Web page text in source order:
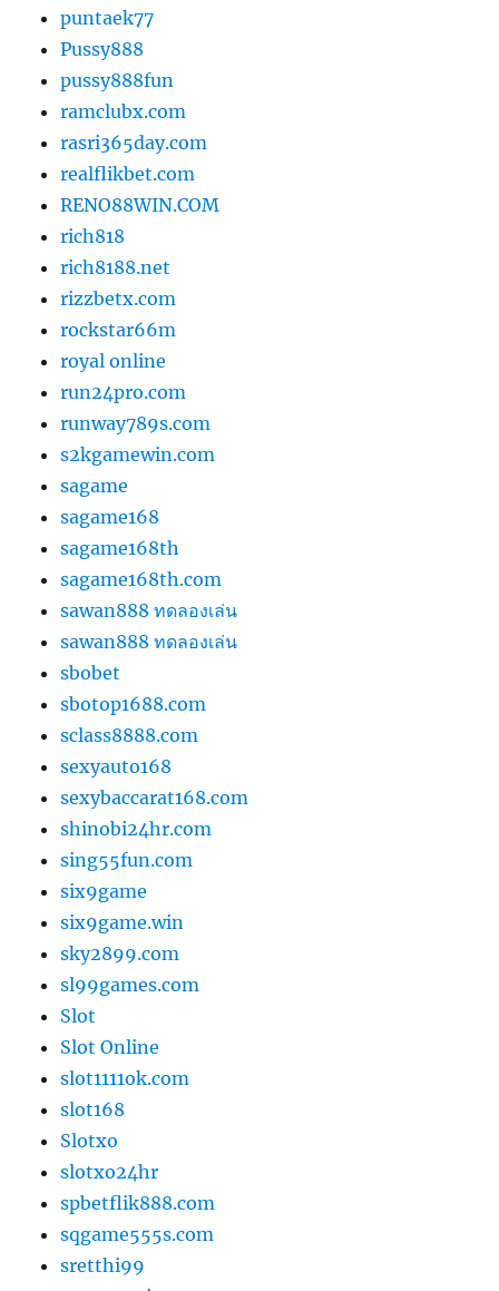
puntaek77
Pussy888
pussy888fun
ramclubx.com
rasri365day.com
realflikbet.com
RENO88WIN.COM
rich818
rich8188.net
rizzbetx.com
rockstar66m
royal online
run24pro.com
runway789s.com
s2kgamewin.com
sagame
sagame168
sagame168th
sagame168th.com
sawan888 ทดลองเล่น
sawan888 ทดลองเล่น
sbobet
sbotop1688.com
sclass8888.com
sexyauto168
sexybaccarat168.com
shinobi24hr.com
sing55fun.com
six9game
six9game.win
sky2899.com
sl99games.com
Slot
Slot Online
slot1111ok.com
slot168
Slotxo
slotxo24hr
spbetflik888.com
sqgame555s.com
sretthi99